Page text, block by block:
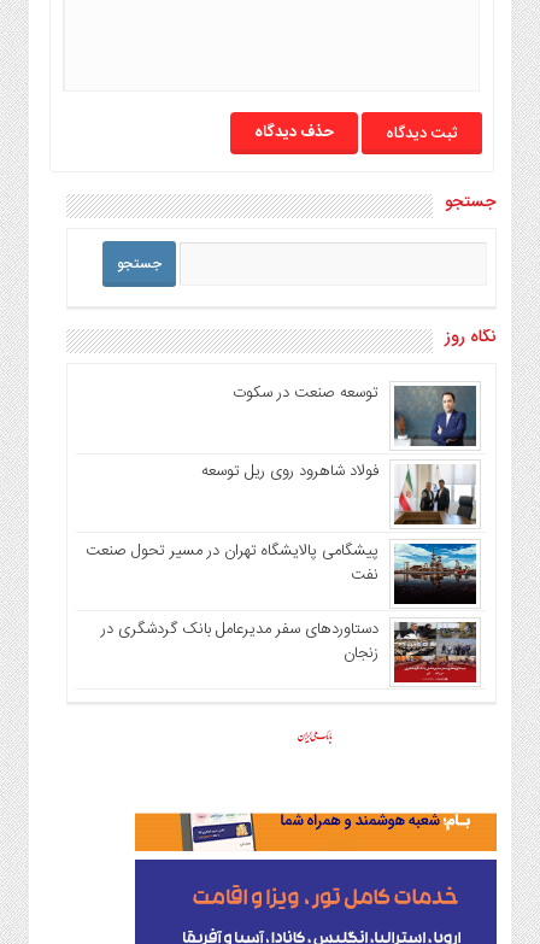
حذف دیدگاه
جستجو
نگاه روز
توسعه صنعت در سکوت
فولاد شاهرود روی ریل توسعه
پیشگامی پالایشگاه تهران در مسیر تحول صنعت
نفت
دستاوردهای سفر مدیرعامل بانک گردشگری در
زنجان